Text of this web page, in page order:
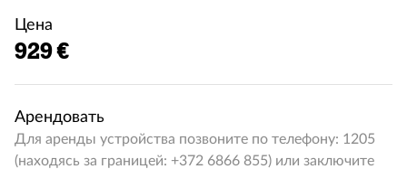
Цена
929 €
Арендовать
Для аренды устройства позвоните по телефону: 1205
(находясь за границей: +372 6866 855) или заключите